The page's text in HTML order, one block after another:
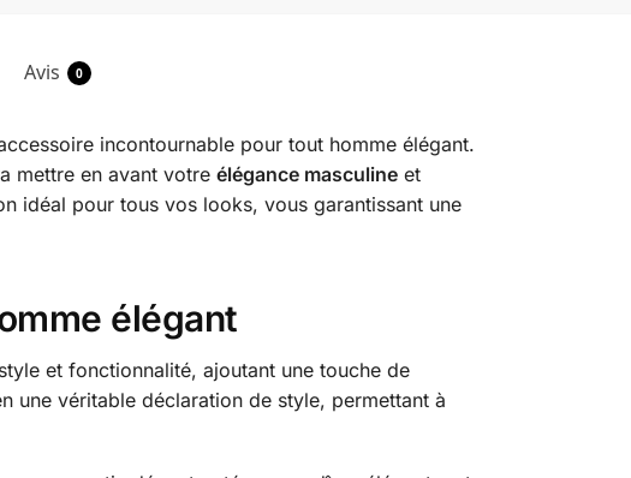
Avis 0
incontournable pour tout homme élégant.
mettre en avant votre élégance masculineet
idéal pour tous vos looks, vous garantissant une
élégant
et fonctionnalité, ajoutant une touche de
une véritable déclaration de style, permettant à